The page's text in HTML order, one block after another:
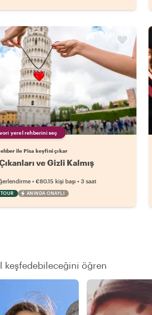
yerel rehberini seç
ile Pisa keyfini çıkar
ve Gizli Kalmış
•€80.15 kişi başı •3 saat
ANINDA ONAYLI
keşfedebileceğini öğren